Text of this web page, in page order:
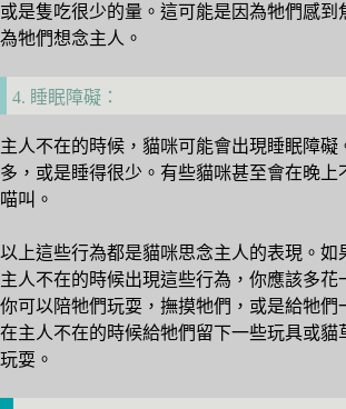
或是隻吃很少的量。這可能是因為牠們感到
為牠們想念主人。
4. 睡眠障礙：
主人不在的時候，貓咪可能會出現睡眠障礙
多，或是睡得很少。有些貓咪甚至會在晚上
喵叫。
以上這些行為都是貓咪思念主人的表現。如
主人不在的時候出現這些行為，你應該多花
你可以陪牠們玩耍，撫摸牠們，或是給牠們
在主人不在的時候給牠們留下一些玩具或貓
玩耍。